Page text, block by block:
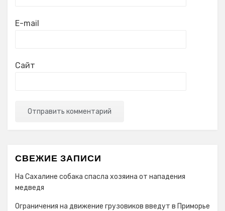
E-mail
Сайт
СВЕЖИЕ ЗАПИСИ
На Сахалине собака спасла хозяина от нападения
медведя
Ограничения на движение грузовиков введут в Приморье